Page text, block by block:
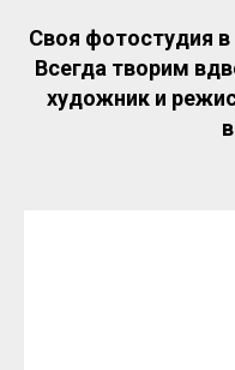
Своя фотостудия в
Всегда творим
художник и